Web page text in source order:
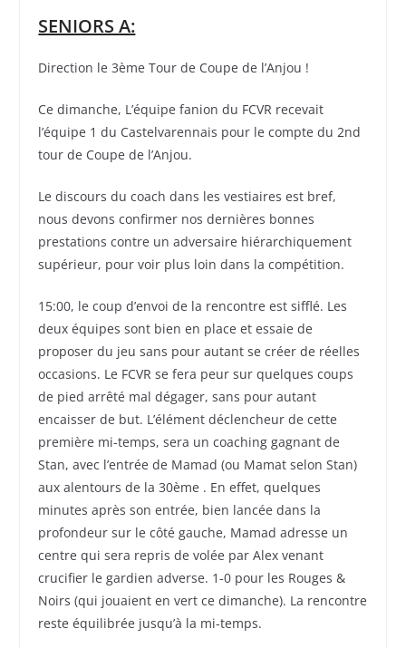
SENIORS A:
Direction le 3ème Tour de Coupe de l’Anjou !
Ce dimanche, L’équipe fanion du FCVR recevait
l’équipe 1 du Castelvarennais pour le compte du 2nd
tour de Coupe de l’Anjou.
Le discours du coach dans les vestiaires est bref,
nous devons confirmer nos dernières bonnes
prestations contre un adversaire hiérarchiquement
supérieur, pour voir plus loin dans la compétition.
15:00, le coup d’envoi de la rencontre est sifflé. Les
deux équipes sont bien en place et essaie de
proposer du jeu sans pour autant se créer de réelles
occasions. Le FCVR se fera peur sur quelques coups
de pied arrêté mal dégager, sans pour autant
encaisser de but. L’élément déclencheur de cette
première mi-temps, sera un coaching gagnant de
Stan, avec l’entrée de Mamad (ou Mamat selon Stan)
aux alentours de la 30ème . En effet, quelques
minutes après son entrée, bien lancée dans la
profondeur sur le côté gauche, Mamad adresse un
centre qui sera repris de volée par Alex venant
crucifier le gardien adverse. 1-0 pour les Rouges &
Noirs (qui jouaient en vert ce dimanche). La rencontre
reste équilibrée jusqu’à la mi-temps.